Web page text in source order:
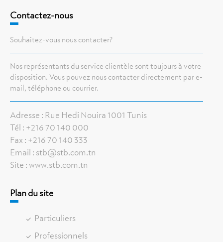
Contactez-nous
Souhaitez-vous nous contacter?
Nos représentants du service clientèle sont toujours à votre
disposition. Vous pouvez nous contacter directement par e-
mail, téléphone ou courrier.
Adresse : Rue Hedi Nouira 1001 Tunis
Tél : +216 70 140 000
Fax : +216 70 140 333
Email : stb@stb.com.tn
Site : www.stb.com.tn
Plan du site
Particuliers
Professionnels